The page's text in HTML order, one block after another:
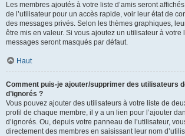
Les membres ajoutés à votre liste d’amis seront
de l’utilisateur pour un accès rapide, voir leur état de
des messages privés. Selon les thèmes graphiques,
être mis en valeur. Si vous ajoutez un utilisateur à votre
messages seront masqués par défaut.
Haut
Comment puis-je ajouter/supprimer des utilisateurs
d’ignorés ?
Vous pouvez ajouter des utilisateurs à votre liste de
profil de chaque membre, il y a un lien pour l’ajouter
d’ignorés. Ou, depuis votre panneau de l’utilisateur,
directement des membres en saisissant leur nom